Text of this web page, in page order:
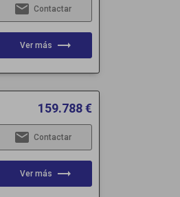
email Contactar
Ver más trending_flat
159.788 €
email Contactar
Ver más trending_flat